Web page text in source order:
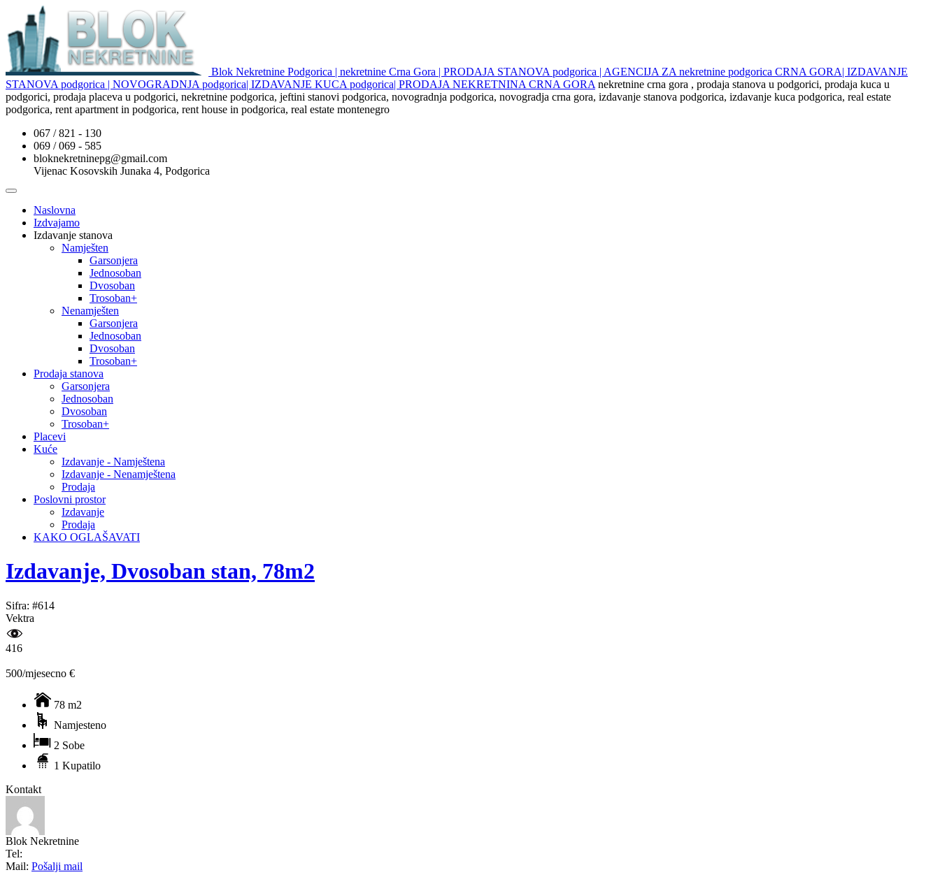
Blok Nekretnine Podgorica | nekretnine Crna Gora | PRODAJA STANOVA podgorica | AGENCIJA ZA nekretnine podgorica CRNA GORA| IZDAVANJE
STANOVA podgorica | NOVOGRADNJA podgorica| IZDAVANJE KUCA podgorica| PRODAJA NEKRETNINA CRNA GORA nekretnine crna gora , prodaja stanova u podgorici, prodaja kuca u
podgorici, prodaja placeva u podgorici, nekretnine podgorica, jeftini stanovi podgorica, novogradnja podgorica, novogradja crna gora, izdavanje stanova podgorica, izdavanje kuca podgorica, real estate
podgorica, rent apartment in podgorica, rent house in podgorica, real estate montenegro
067 / 821 - 130
069 / 069 - 585
bloknekretninepg@gmail.com
Vijenac Kosovskih Junaka 4, Podgorica
Naslovna
Izdvajamo
Izdavanje stanova
Namješten
Garsonjera
Jednosoban
Dvosoban
Trosoban+
Nenamješten
Garsonjera
Jednosoban
Dvosoban
Trosoban+
Prodaja stanova
Garsonjera
Jednosoban
Dvosoban
Trosoban+
Placevi
Kuće
Izdavanje - Namještena
Izdavanje - Nenamještena
Prodaja
Poslovni prostor
Izdavanje
Prodaja
KAKO OGLAŠAVATI
Izdavanje, Dvosoban stan, 78m2
Sifra: #614
Vektra
416
500/mjesecno €
78 m2
Namjesteno
2 Sobe
1 Kupatilo
Kontakt
Blok Nekretnine
Tel:
Mail: Pošalji mail